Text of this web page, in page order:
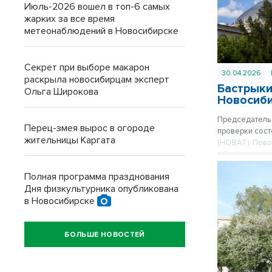
30.04.2026
Председатель
проверки
(НОВАТ).
объекта
Июль-2026 вошел в топ-6 самых
жарких за все время
метеонаблюдений в Новосибирске
Секрет при выборе макарон
раскрыла новосибирцам эксперт
Ольга Широкова
Перец-змея вырос в огороде
жительницы Каргата
Полная программа празднования
Дня физкультурника опубликована
в Новосибирске
БОЛЬШЕ НОВОСТЕЙ